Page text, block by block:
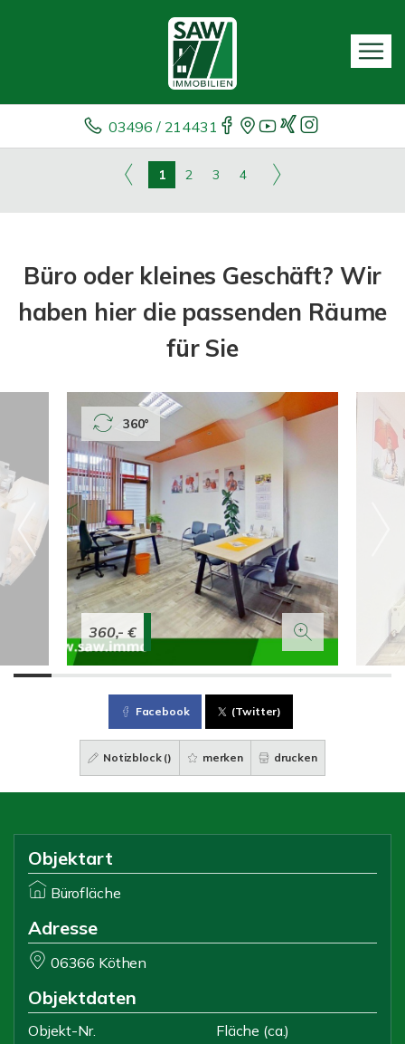
03496 / 214431
1 2 3 4
Büro oder kleines Geschäft? Wir
haben hier die passenden Räume
für Sie
360,- €
360°
Facebook (Twitter)
Notizblock () merken drucken
Objektart
Bürofläche
Adresse
06366 Köthen
Objektdaten
Objekt-Nr.
Fläche (ca.)